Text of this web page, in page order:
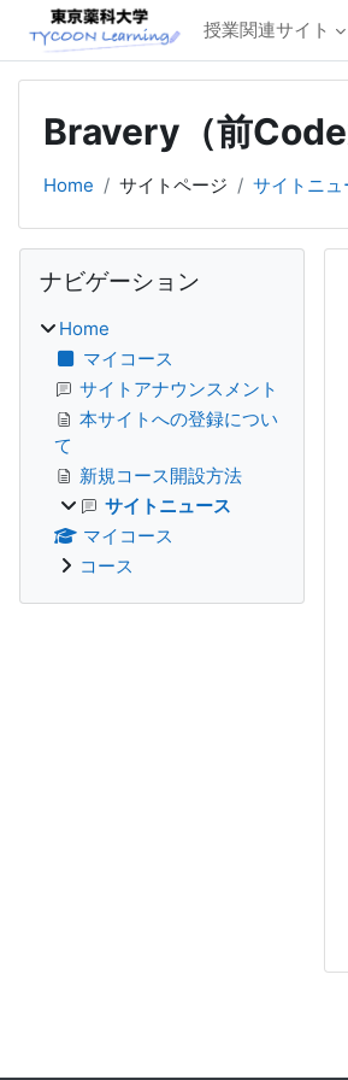
メインコンテンツへスキップする
授業関連サイト
Bravery（前
Home サイトページ サイトニュ
ブロック
ナビゲーション
Home
マイコース
サイトアナウンスメント
本サイトへの登録につい
て
新規コース開設方法
サイトニュース
マイコース
コース